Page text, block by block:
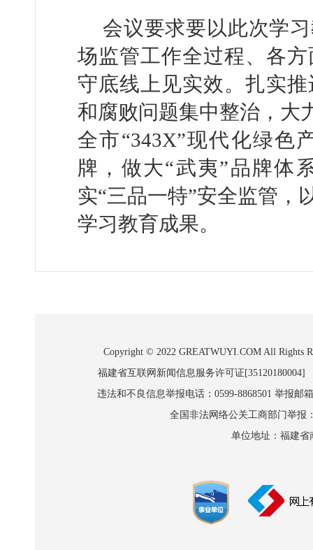
会议要求要以此次学
场监管工作全过程、各
守底线上见实效。扎实
和腐败问题集中整治，大
全市“343X”现代化绿色
牌，做大“武夷”品牌体
实“三品一特”安全监管，
学习教育成果。
Copyright © 2022 GREATWUYI.COM All Rights
福建省互联网新闻信息服务许可证
违法和不良信息举报电话：0599-8868501 举报邮
全国非法网络公关工商部门举报
单位地址：福建省